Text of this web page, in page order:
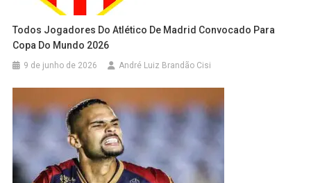
Todos Jogadores Do Atlético De Madrid Convocado Para
Copa Do Mundo 2026
9 de junho de 2026 André Luiz Brandão Cisi